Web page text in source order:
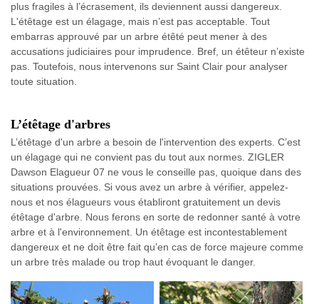
plus fragiles à l’écrasement, ils deviennent aussi dangereux.
L'étêtage est un élagage, mais n’est pas acceptable. Tout
embarras approuvé par un arbre étêté peut mener à des
accusations judiciaires pour imprudence. Bref, un étêteur n’existe
pas. Toutefois, nous intervenons sur Saint Clair pour analyser
toute situation.
L’étêtage d'arbres
L’étêtage d'un arbre a besoin de l'intervention des experts. C’est
un élagage qui ne convient pas du tout aux normes. ZIGLER
Dawson Elagueur 07 ne vous le conseille pas, quoique dans des
situations prouvées. Si vous avez un arbre à vérifier, appelez-
nous et nos élagueurs vous établiront gratuitement un devis
étêtage d'arbre. Nous ferons en sorte de redonner santé à votre
arbre et à l'environnement. Un étêtage est incontestablement
dangereux et ne doit être fait qu’en cas de force majeure comme
un arbre très malade ou trop haut évoquant le danger.